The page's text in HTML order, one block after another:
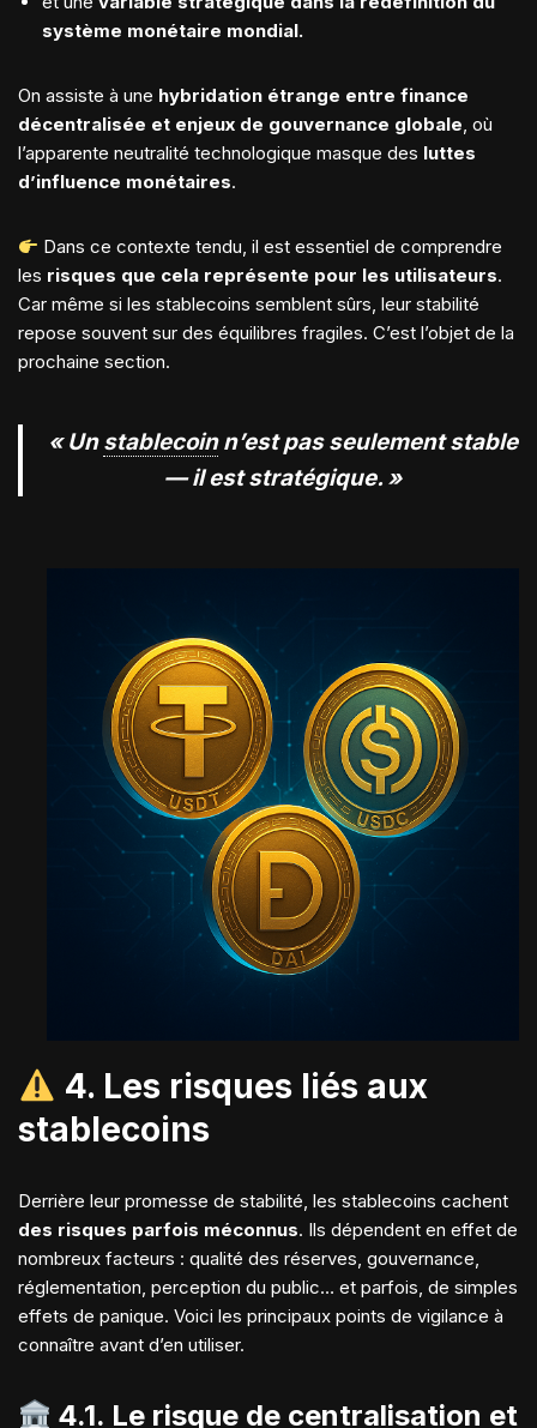
système monétaire mondial.
On assiste à une hybridation étrange entre finance
décentralisée et enjeux de gouvernance globale, où
l’apparente neutralité technologique masque des luttes
d’influence monétaires.
Dans ce contexte tendu, il est essentiel de comprendre
les risques que cela représente pour les utilisateurs.
Car même si les stablecoins semblent sûrs, leur stabilité
repose souvent sur des équilibres fragiles. C’est l’objet de la
prochaine section.
« Unstablecoinn’est pas seulement stable
— il est stratégique. »
4. Les risques liés aux
stablecoins
Derrière leur promesse de stabilité, les stablecoins cachent
des risques parfois méconnus. Ils dépendent en effet de
nombreux facteurs : qualité des réserves, gouvernance,
réglementation, perception du public… et parfois, de simples
effets de panique. Voici les principaux points de vigilance à
connaître avant d’en utiliser.
4.1. Le risque de centralisation et